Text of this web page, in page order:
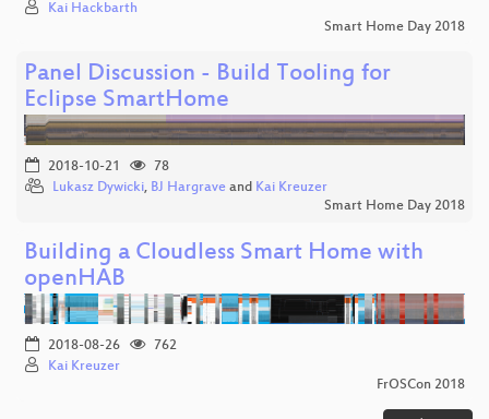
Kai Hackbarth
Smart Home Day 2018
Panel Discussion - Build Tooling for
Eclipse SmartHome
2018-10-21
78
Lukasz Dywicki, BJ Hargrave and Kai Kreuzer
Smart Home Day 2018
Building a Cloudless Smart Home with
openHAB
2018-08-26
762
Kai Kreuzer
FrOSCon 2018